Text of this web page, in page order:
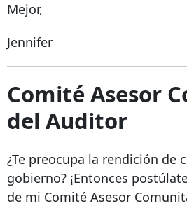
Mejor,
Jennifer
Comité Asesor
del Auditor
¿Te preocupa la rendición de
gobierno? ¡Entonces
de mi Comité Asesor